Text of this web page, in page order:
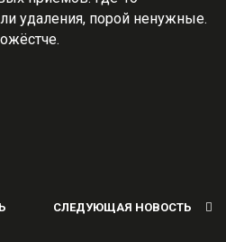
удаления, порой ненужные.
СЛЕДУЮЩАЯ НОВОСТЬ